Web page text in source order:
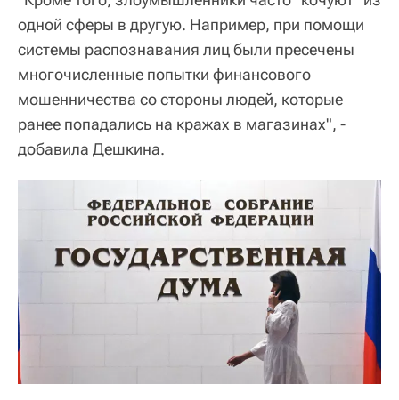
одной сферы в другую. Например, при помощи
системы распознавания лиц были пресечены
многочисленные попытки финансового
мошенничества со стороны людей, которые
ранее попадались на кражах в магазинах", -
добавила Дешкина.